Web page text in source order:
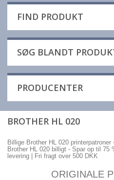
FIND PRODUKT
SØG BLANDT
PRODUCENTER
BROTHER HL 020
Billige Brother HL 020 printerpatroner
Brother HL 020 billigt - Spar op til 75
levering | Fri fragt over 500 DKK
ORIGINALE